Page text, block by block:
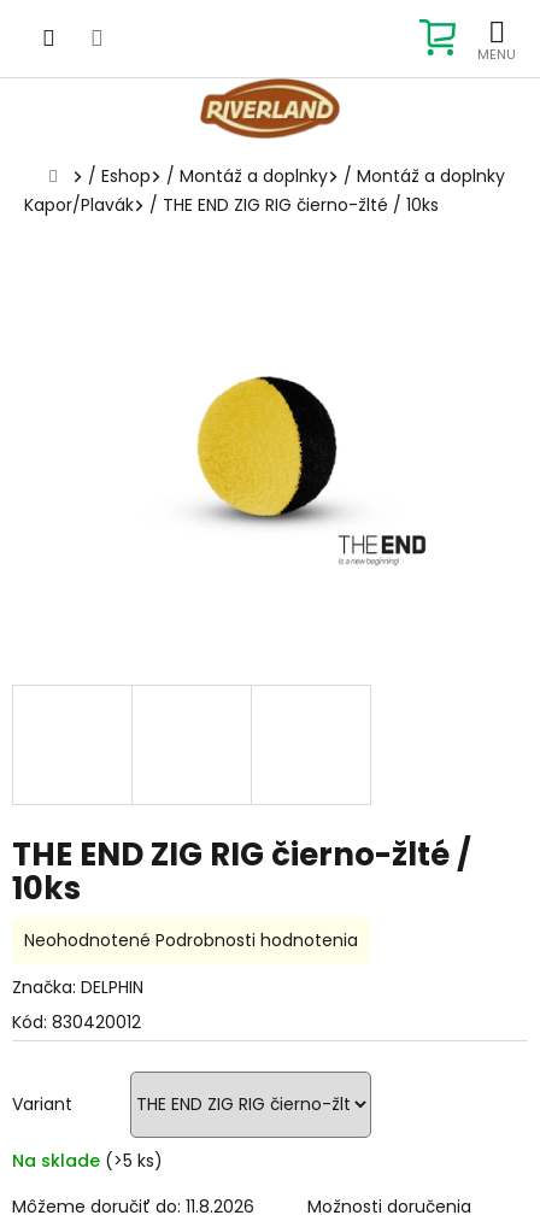
KOŠÍK
Domov
/ Eshop / Montáž a doplnky / Montáž a doplnky
Kapor/Plavák
/ THE END ZIG RIG čierno-žlté / 10ks
THE END ZIG RIG čierno-žlté /
10ks
Kód: 830420012
Variant
Na sklade (>5 ks)
Môžeme doručiť do: 11.8.2026 Možnosti doručenia
Priemerné
produktu
0,0
hviezdičiek.
Neohodnotené Podrobnosti hodnotenia
Značka: DELPHIN